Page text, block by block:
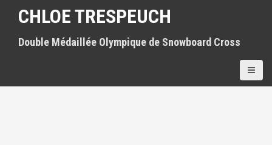
CHLOE TRESPEUCH
Double Médaillée Olympique de Snowboard Cross